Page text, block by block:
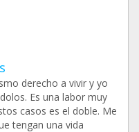
derecho a vivir y yo
Es una labor muy
casos es el doble. Me
tengan una vida